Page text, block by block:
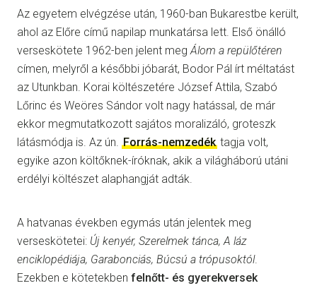
Az egyetem elvégzése után, 1960-ban Bukarestbe került,
ahol az Előre című napilap munkatársa lett. Első önálló
verseskötete 1962-ben jelent meg Álom a repülőtéren
címen, melyről a későbbi jóbarát, Bodor Pál írt méltatást
az Utunkban. Korai költészetére József Attila, Szabó
Lőrinc és Weöres Sándor volt nagy hatással, de már
ekkor megmutatkozott sajátos moralizáló, groteszk
látásmódja is. Az ún. Forrás-nemzedék tagja volt,
egyike azon költőknek-íróknak, akik a világháború utáni
erdélyi költészet alaphangját adták.
A hatvanas években egymás után jelentek meg
verseskötetei: Új kenyér, Szerelmek tánca, A láz
enciklopédiája, Garabonciás, Búcsú a trópusoktól.
Ezekben e kötetekben felnőtt- és gyerekversek